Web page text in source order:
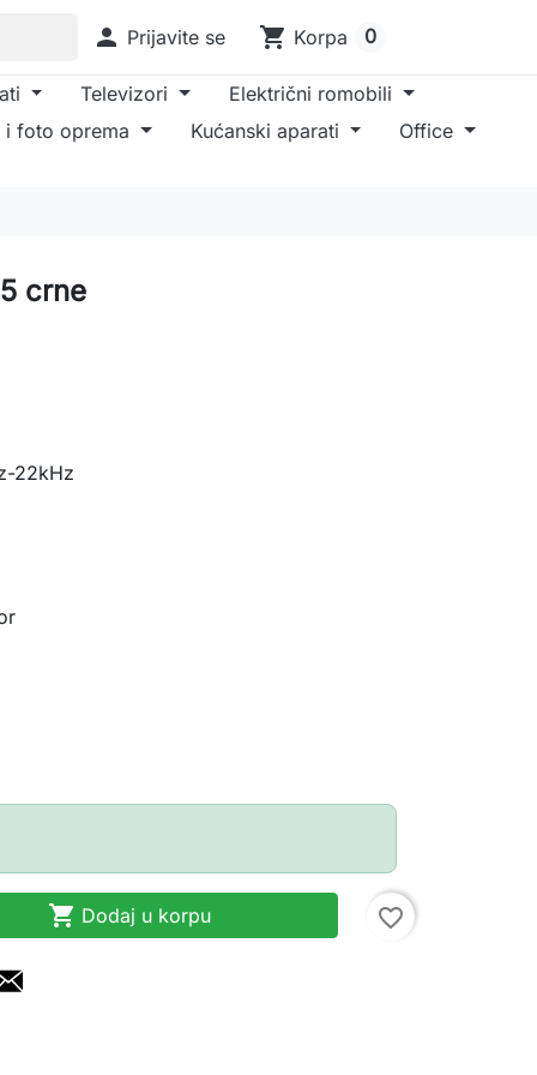
 Prijavite se shopping_cart Korpa 0
Televizori
Električni romobili
i foto oprema
Kućanski aparati Office
crne
22kHz
 Dodaj u korpu favorite_border